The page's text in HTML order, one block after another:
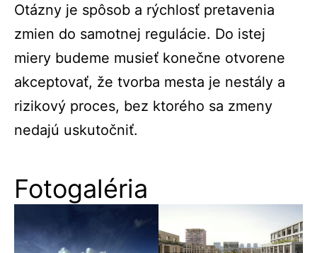
Otázny je spôsob a rýchlosť pretavenia
zmien do samotnej regulácie. Do istej
miery budeme musieť konečne otvorene
akceptovať, že tvorba mesta je nestály a
rizikový proces, bez ktorého sa zmeny
nedajú uskutočniť.
Fotogaléria